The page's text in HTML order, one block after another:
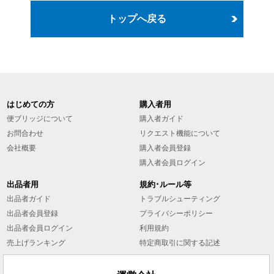
トップへ戻る
はじめての方
便ブリッジについて
お問合わせ
会社概要
購入者用
購入者ガイド
リクエスト機能について
購入者会員登録
購入者会員ログイン
出品者用
出品者ガイド
出品者会員登録
出品者会員ログイン
売上げランキング
規約･ルール等
トラブルシューティング
プライバシーポリシー
利用規約
特定商取引に関する記述